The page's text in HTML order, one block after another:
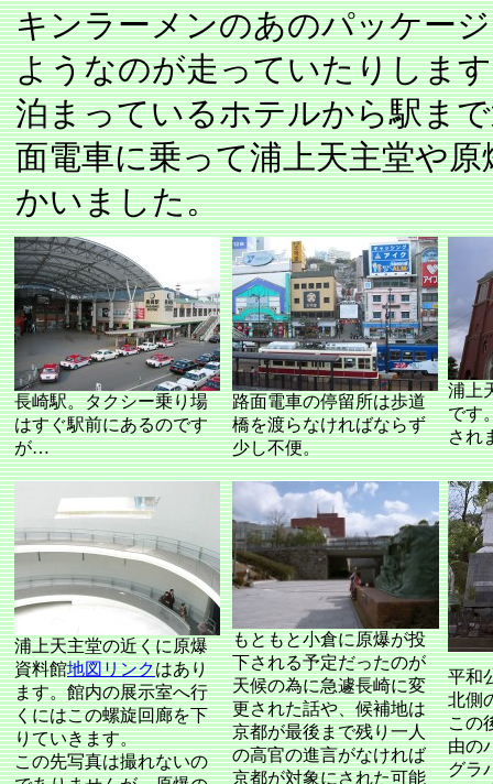
キンラーメンのあのパッケー
ようなのが走っていたりしま
泊まっているホテルから駅ま
面電車に乗って浦上天主堂や
かいました。
長崎駅。タクシー乗り場
はすぐ駅前にあるのです
が…
路面電車の停留所は歩道
橋を渡らなければならず
少し不便。
浦上
です
され
浦上天主堂の近くに原爆
資料館地図リンクはあり
ます。館内の展示室へ行
くにはこの螺旋回廊を下
りていきます。
この先写真は撮れないの
もともと小倉に原爆が投
下される予定だったのが
天候の為に急遽長崎に変
更された話や、候補地は
京都が最後まで残り一人
の高官の進言がなければ
京都が対象にされた可能
平和
北側
この
由の
グラ